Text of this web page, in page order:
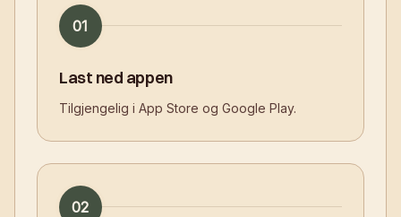
01
Last ned appen
Tilgjengelig i App Store og Google Play.
02